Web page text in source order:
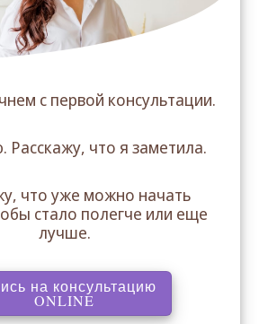
с первой консультации.
что я заметила.
что уже можно начать
стало полегче или еще
лучше.
на консультацию
ONLINE , перенаправляет на